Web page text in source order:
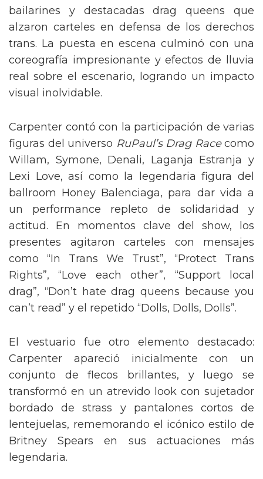
bailarines y destacadas drag queens que
alzaron carteles en defensa de los derechos
trans. La puesta en escena culminó con una
coreografía impresionante y efectos de lluvia
real sobre el escenario, logrando un impacto
visual inolvidable.
Carpenter contó con la participación de varias
figuras del universo RuPaul’s Drag Racecomo
Willam, Symone, Denali, Laganja Estranja y
Lexi Love, así como la legendaria figura del
ballroom Honey Balenciaga, para dar vida a
un performance repleto de solidaridad y
actitud. En momentos clave del show, los
presentes agitaron carteles con mensajes
como “In Trans We Trust”, “Protect Trans
Rights”, “Love each other”, “Support local
drag”, “Don’t hate drag queens because you
can’t read” y el repetido “Dolls, Dolls, Dolls”.
El vestuario fue otro elemento destacado:
Carpenter apareció inicialmente con un
conjunto de flecos brillantes, y luego se
transformó en un atrevido look con sujetador
bordado de strass y pantalones cortos de
lentejuelas, rememorando el icónico estilo de
Britney Spears en sus actuaciones más
legendaria.